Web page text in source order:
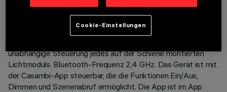
Niederspannungsschiene. Der Adapter aus
Treiberschaltung mit Bluetooth-Protokoll. Die integrierte
unabhängige Steuerung jedes auf der Schiene montierten
Lichtmoduls. Bluetooth-Frequenz 2,4 GHz. Das Gerät ist mit
der Casambi-App steuerbar, die die Funktionen Ein/Aus,
Dimmen und Szenenabruf ermöglicht. Die App ist im App
Cookie-Einstellungen